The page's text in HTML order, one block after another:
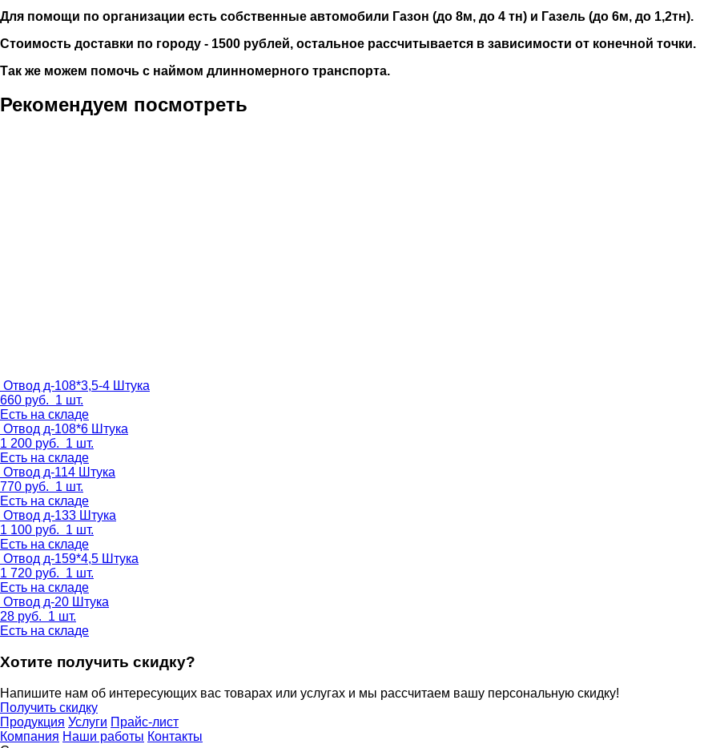
Для помощи по организации есть собственные автомобили Газон (до 8м, до 4 тн) и Газель (до 6м, до 1,2тн).
Стоимость доставки по городу - 1500 рублей, остальное рассчитывается в зависимости от конечной точки.
Так же можем помочь с наймом длинномерного транспорта.
Рекомендуем посмотреть
Отвод д-108*3,5-4 Штука
660 руб. 1 шт.
Есть на складе
Отвод д-108*6 Штука
1 200 руб. 1 шт.
Есть на складе
Отвод д-114 Штука
770 руб. 1 шт.
Есть на складе
Отвод д-133 Штука
1 100 руб. 1 шт.
Есть на складе
Отвод д-159*4,5 Штука
1 720 руб. 1 шт.
Есть на складе
Отвод д-20 Штука
28 руб. 1 шт.
Есть на складе
Хотите получить скидку?
Напишите нам об интересующих вас товарах или услугах и мы рассчитаем вашу персональную скидку!
Получить скидку
Продукция Услуги Прайс-лист
Компания Наши работы Контакты